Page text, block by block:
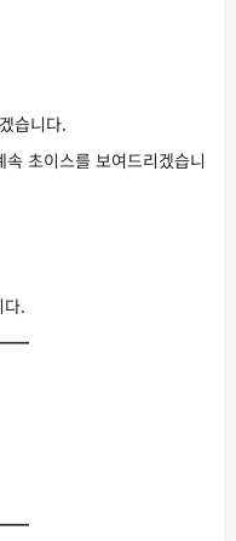
습니다.
초이스를 보여드리겠습니
.